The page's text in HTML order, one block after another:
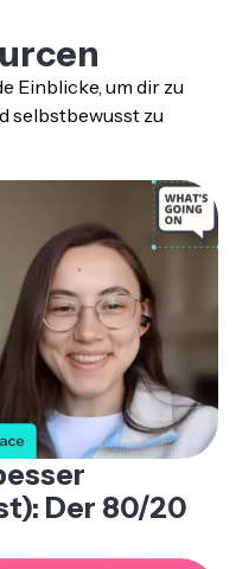
Einblicke, um dir zu
selbstbewusst zu
Der 80/20